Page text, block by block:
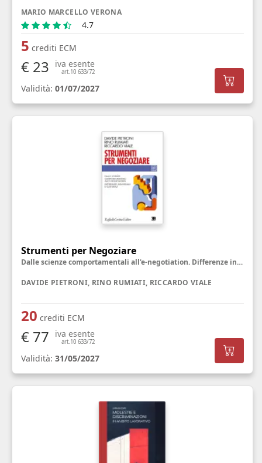
MARIO MARCELLO VERONA
4.7
5 crediti ECM
€ 23 iva esente
art.10 633/72
Validità: 01/07/2027
Strumenti per Negoziare
Dalle scienze comportamentali all'e-negotiation. Differenze individuali e culturali
DAVIDE PIETRONI, RINO RUMIATI, RICCARDO VIALE
20 crediti ECM
€ 77 iva esente
art.10 633/72
Validità: 31/05/2027